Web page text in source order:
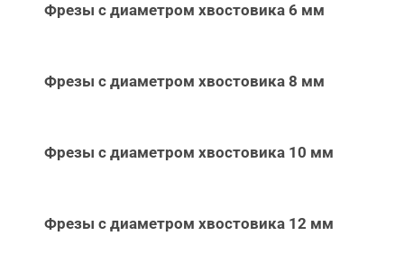
Фрезы с диаметром хвостовика 6 мм
Фрезы с диаметром хвостовика 8 мм
Фрезы с диаметром хвостовика 10 мм
Фрезы с диаметром хвостовика 12 мм